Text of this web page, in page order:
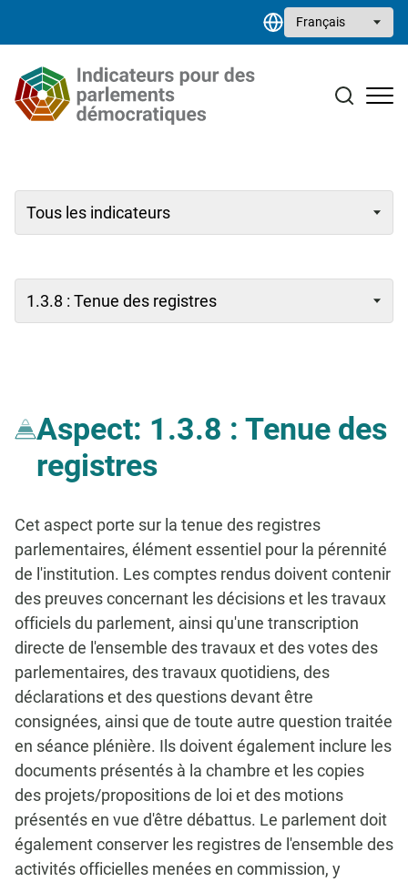
Select your language
Bibliothèque de ressources
Contact
Aspect: 1.3.8 : Tenue des
registres
Cet aspect porte sur la tenue des registres
parlementaires, élément essentiel pour la pérennité
de l'institution. Les comptes rendus doivent contenir
des preuves concernant les décisions et les travaux
officiels du parlement, ainsi qu'une transcription
directe de l'ensemble des travaux et des votes des
parlementaires, des travaux quotidiens, des
déclarations et des questions devant être
consignées, ainsi que de toute autre question traitée
en séance plénière. Ils doivent également inclure les
documents présentés à la chambre et les copies
des projets/propositions de loi et des motions
présentés en vue d'être débattus. Le parlement doit
également conserver les registres de l'ensemble des
activités officielles menées en commission, y